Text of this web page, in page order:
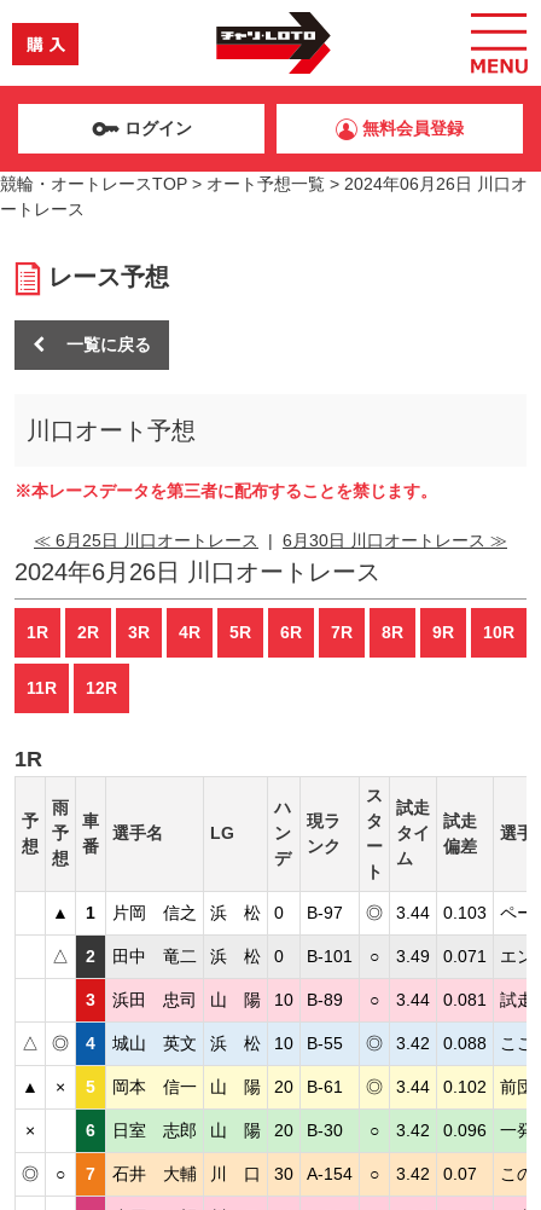
ログイン 無料会員登録
競輪・オートレースTOP > オート予想一覧 > 2024年06月26日 川口オ
ートレース
レース予想
一覧に戻る
川口オート予想
※本レースデータを第三者に配布することを禁じます。
≪ 6月25日 川口オートレース | 6月30日 川口オートレース ≫
2024年6月26日 川口オートレース
1R 2R 3R 4R 5R 6R 7R 8R 9R 10R
11R 12R
1R
予
想
雨
予
想
車
番
選手名 LG
ハ
ン
デ
現ラ
ンク
ス
タ
ー
ト
試走
タイ
ム
試走
偏差
選手
▲ 1 片岡 信之 浜 松 0 B-97 ◎ 3.44 0.103 ペー
△ 2 田中 竜二 浜 松 0 B-101 ○ 3.49 0.071 エン
3 浜田 忠司 山 陽 10 B-89 ○ 3.44 0.081 試走
△ ◎ 4 城山 英文 浜 松 10 B-55 ◎ 3.42 0.088 ここ
▲ × 5 岡本 信一 山 陽 20 B-61 ◎ 3.44 0.102 前団
× 6 日室 志郎 山 陽 20 B-30 ○ 3.42 0.096 一発
◎ ○ 7 石井 大輔 川 口 30 A-154 ○ 3.42 0.07 この